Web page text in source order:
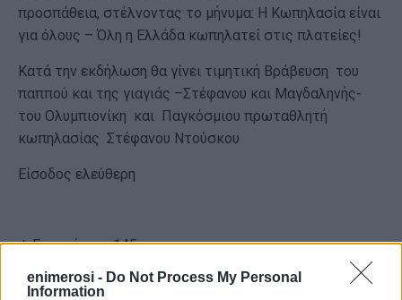
enimerosi - Do Not Process My Personal
Information
προσπάθεια, στέλνοντας το μήνυμα: Η Κωπηλασία είναι
για όλους – Όλη η Ελλάδα κωπηλατεί στις πλατείες!
Κατά την εκδήλωση θα γίνει τιμητική Βράβευση του
παππού και της γιαγιάς –Στέφανου και Μαγδαληνής-
του Ολυμπιονίκη και Παγκόσμιου πρωταθλητή
κωπηλασίας Στέφανου Ντούσκου
Είσοδος ελεύθερη
Εμφανίσεις: 145